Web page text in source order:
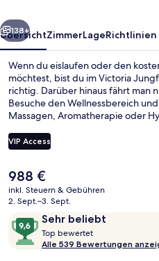
Weiter
138+
ÜbersichtZimmerLageRichtlinien
Wenn du eislaufen oder den
möchtest, bist du im Victoria
richtig. Darüber hinaus fährt man
Besuche den Wellnessbereich
Massagen, Aromatherapie oder
Abendessen italienische Küche
bietet dieses Hotel im luxuriösen
einem Skiraum profitierst du
hilfsbereite Personal.
VIP Access
Der
aktuelle
Preis
988 €.
988 €
inkl. Steuern & Gebühren
2. Sept.–3. Sept.
Bewertungen
Sehr beliebt
9,6
von
10,
Top bewertet
o
Alle 539 Bewertungen